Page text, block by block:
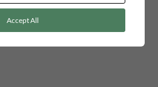
Accept All